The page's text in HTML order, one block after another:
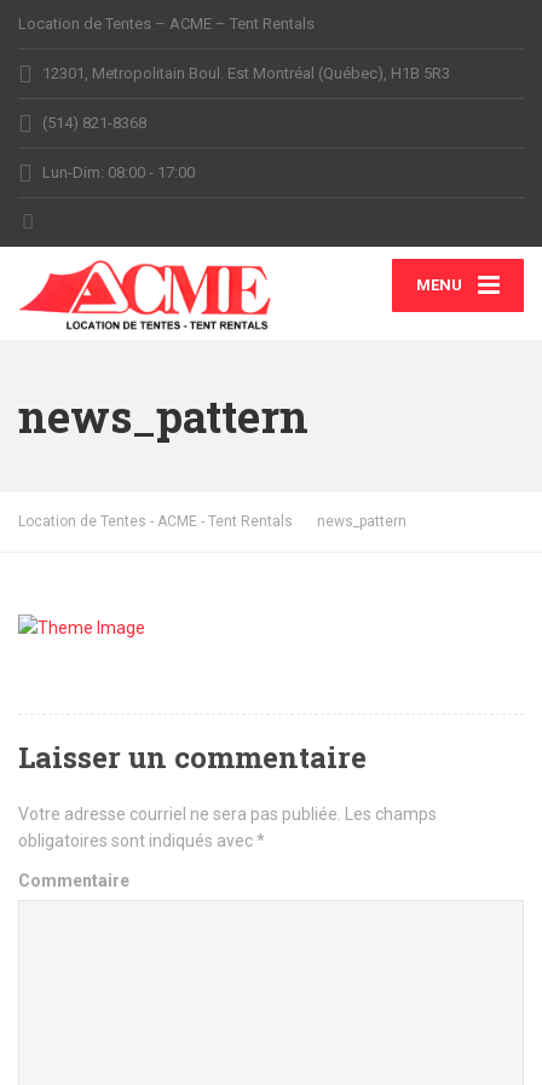
Location de Tentes – ACME – Tent Rentals
12301, Metropolitain Boul. Est Montréal (Québec), H1B 5R3
(514) 821-8368
Lun-Dim: 08:00 - 17:00
MENU
news_pattern
Location de Tentes - ACME - Tent Rentals news_pattern
Laisser un commentaire
Votre adresse courriel ne sera pas publiée.
Les champs
obligatoires sont indiqués avec*
Commentaire